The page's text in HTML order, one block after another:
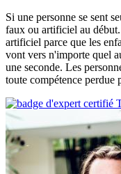
Si une personne se sent
faux ou artificiel au
artificiel parce que les
vont vers n'importe quel
une seconde. Les
toute compétence perdue